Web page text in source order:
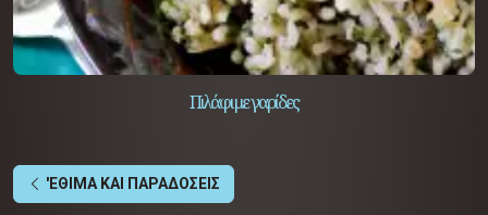
Πιλάφι με γαρίδες
'ΕΘΙΜΑ ΚΑΙ ΠΑΡΑΔΟΣΕΙΣ